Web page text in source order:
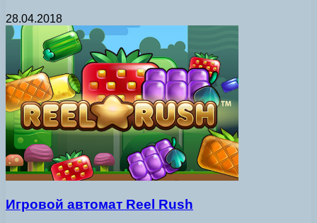
28.04.2018
Игровой автомат Reel Rush